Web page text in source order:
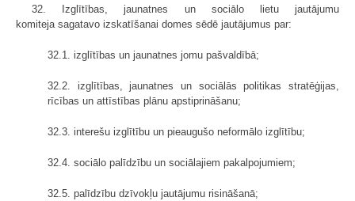
32. Izglītības, jaunatnes un sociālo lietu jautājumu
komiteja sagatavo izskatīšanai domes sēdē jautājumus par:
32.1. izglītības un jaunatnes jomu pašvaldībā;
32.2. izglītības, jaunatnes un sociālās politikas stratēģijas,
rīcības un attīstības plānu apstiprināšanu;
32.3. interešu izglītību un pieaugušo neformālo izglītību;
32.4. sociālo palīdzību un sociālajiem pakalpojumiem;
32.5. palīdzību dzīvokļu jautājumu risināšanā;